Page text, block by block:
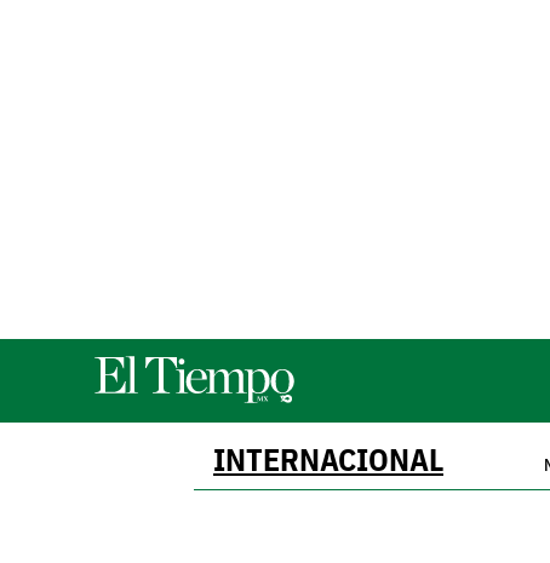
INTERNACIONAL